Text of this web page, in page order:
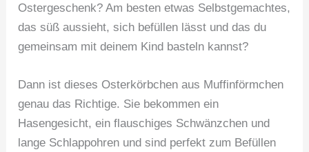
Ostergeschenk? Am besten etwas Selbstgemachtes,
das süß aussieht, sich befüllen lässt und das du
gemeinsam mit deinem Kind basteln kannst?
Dann ist dieses Osterkörbchen aus Muffinförmchen
genau das Richtige. Sie bekommen ein
Hasengesicht, ein flauschiges Schwänzchen und
lange Schlappohren und sind perfekt zum Befüllen